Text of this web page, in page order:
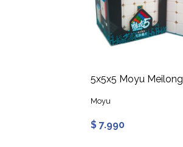
5x5x5 Moyu Meilong
Moyu
$ 7.990